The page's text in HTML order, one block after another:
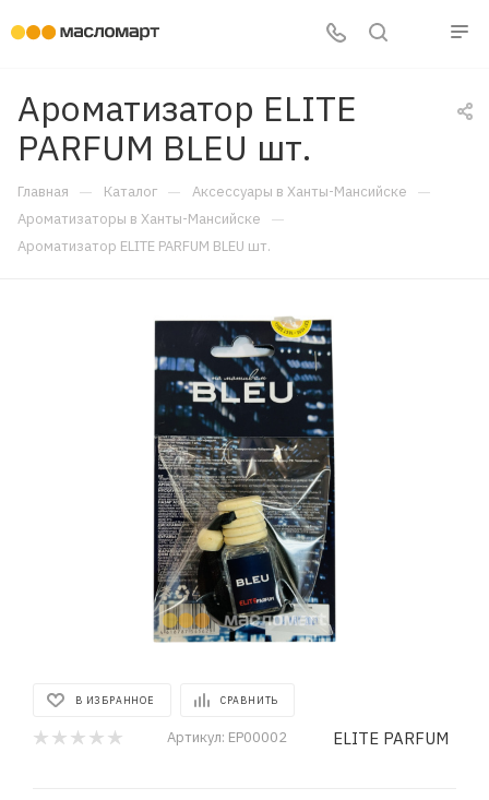
Ароматизатор ELITE
PARFUM BLEU шт.
Главная — Каталог — Аксессуары в Ханты-Мансийске —
Ароматизаторы в Ханты-Мансийске —
Ароматизатор ELITE PARFUM BLEU шт.
В ИЗБРАННОЕ СРАВНИТЬ
Артикул: EP00002 ELITE PARFUM